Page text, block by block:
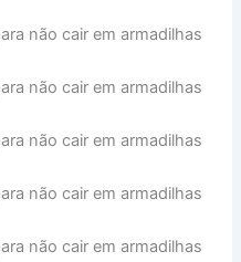
não cair em armadilhas
não cair em armadilhas
não cair em armadilhas
não cair em armadilhas
não cair em armadilhas